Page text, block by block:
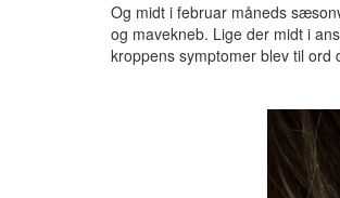
Og midt i februar måneds
og mavekneb. Lige der midt i
kroppens symptomer blev til ord